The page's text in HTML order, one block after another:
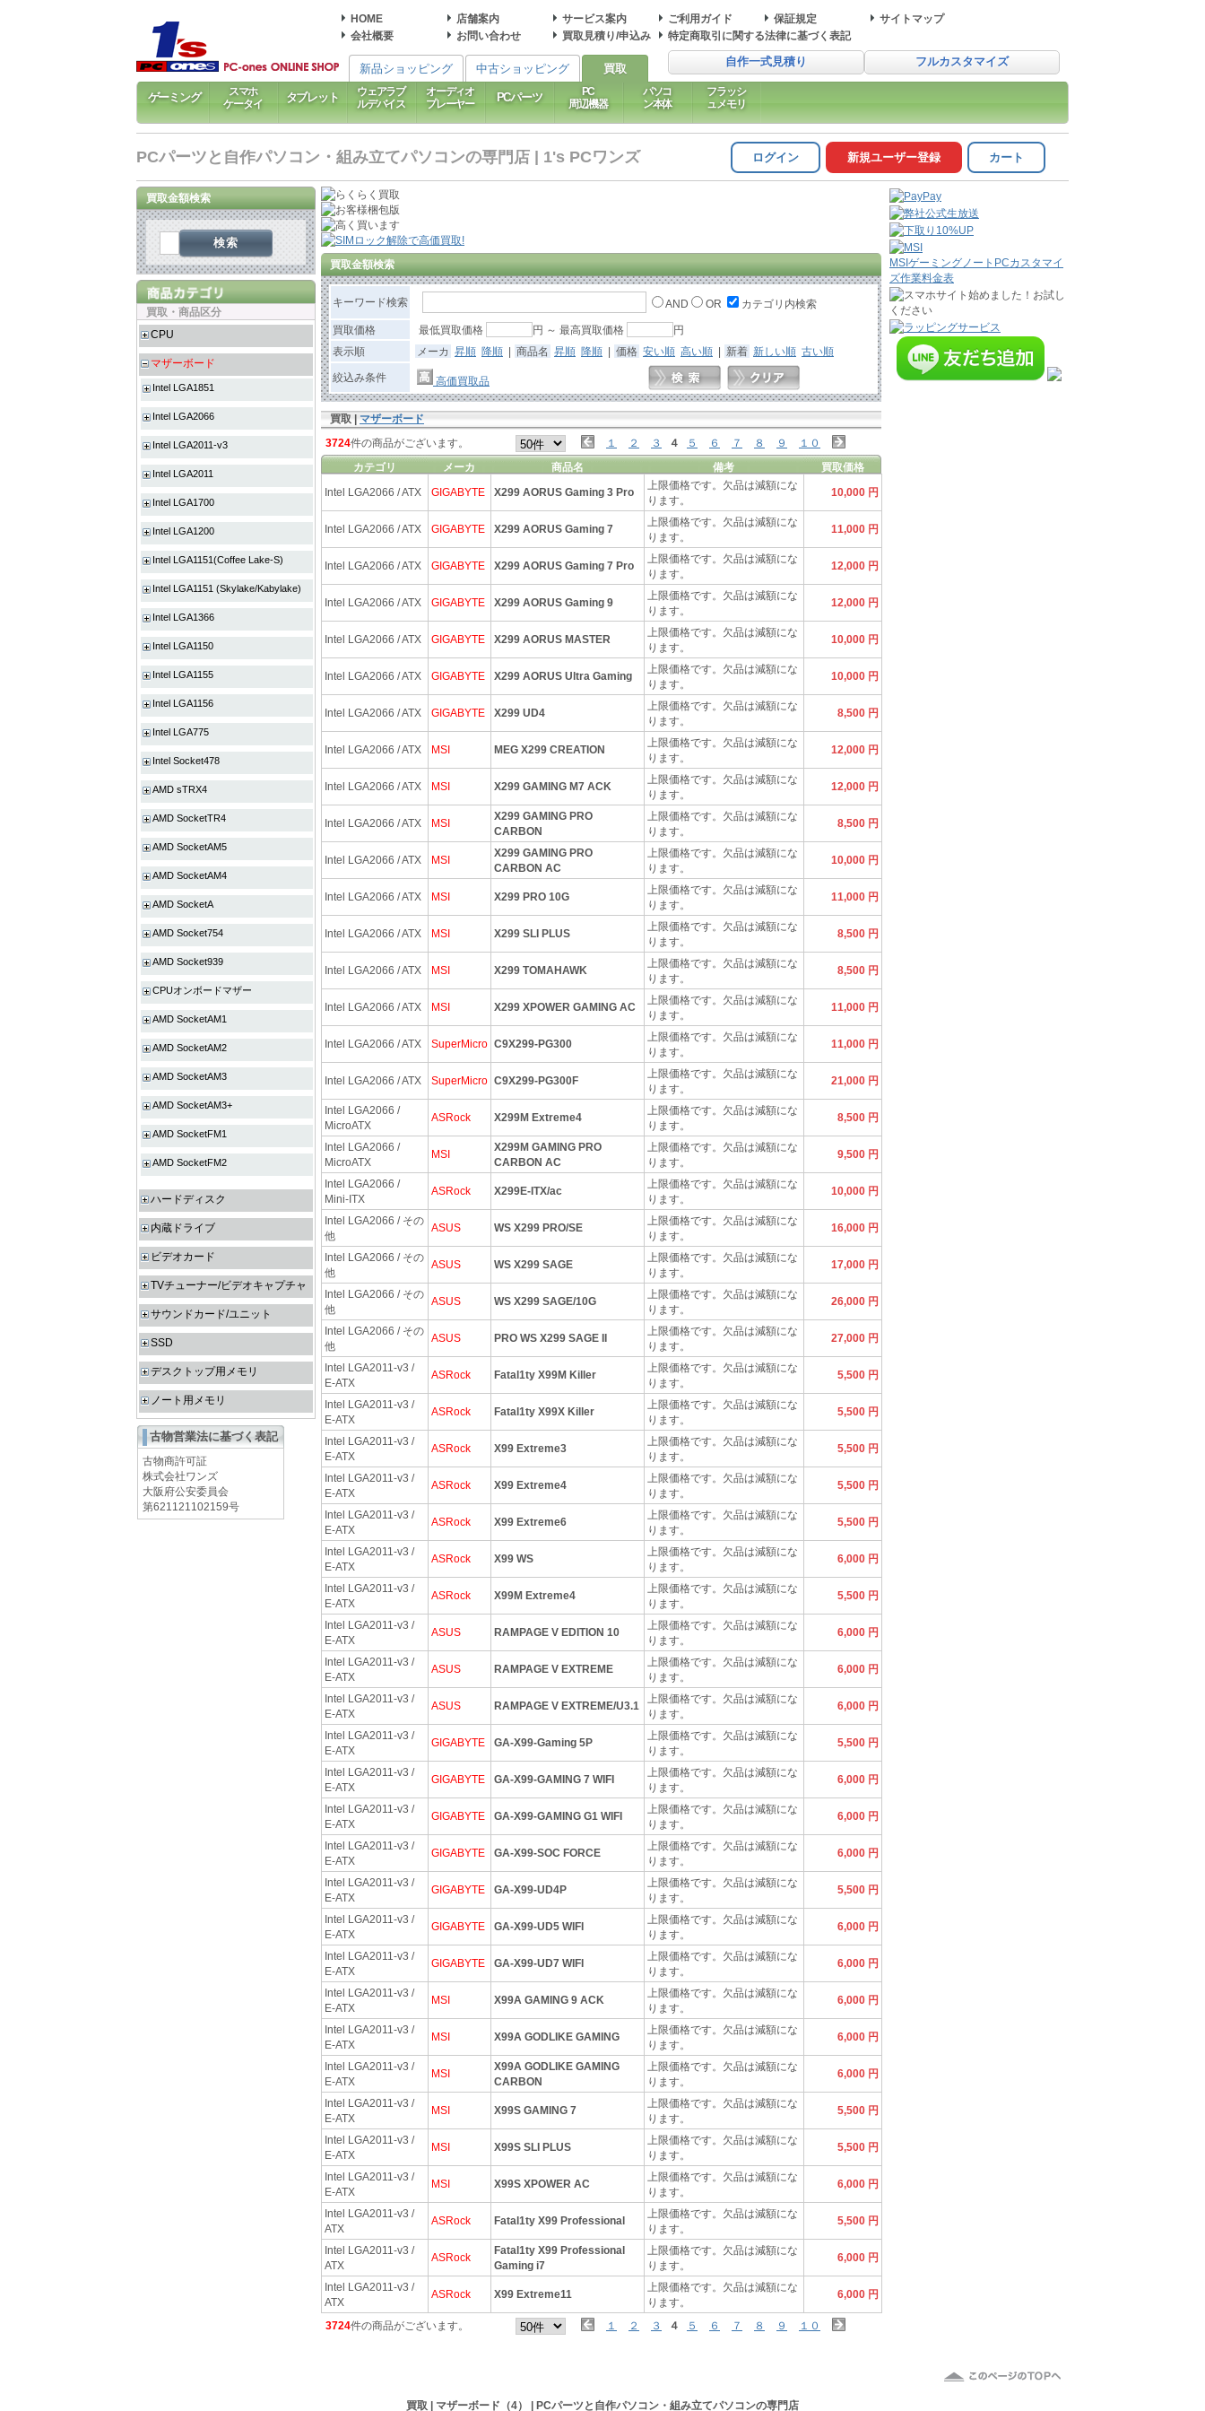
HOME 店舗案内 サービス案内 ご利用ガイド 保証規定
サイトマップ
会社概要
お問い合わせ 買取見積り/申込み 特定商取引に関する法律に基づく表記
自作一式見積り フルカスタマイズ
新品ショッピング 中古ショッピング 買取
ゲーミング
スマホ
ケータイ
タブレット
ウェアラブ
ルデバイス
オーディオ
プレーヤー
PCパーツ
PC
周辺機器
パソコ
ン本体
フラッシ
ュメモリ
PCパーツと自作パソコン・組み立てパソコンの専門店 | 1's PCワンズ ログイン 新規ユーザー登録 カート
買取金額検索
キーワード検索 AND OR カテゴリ内検索
買取価格 最低買取価格 円 ～ 最高買取価格
円
表示順
メーカ 昇順 降順 | 商品名 昇順 降順 | 価格 安い順 高い順 | 新着 新しい順 古い順
絞込み条件 高価買取品
買取 | マザーボード
3724件の商品がございます。 １ ２ ３ ４ ５ ６ ７ ８ ９ １０
カテゴリ メーカ 商品名 備考 買取価格
Intel LGA2066 / ATX GIGABYTE X299 AORUS Gaming 3 Pro
上限価格です。欠品は減額にな
ります。
10,000 円
Intel LGA2066 / ATX GIGABYTE X299 AORUS Gaming 7
上限価格です。欠品は減額にな
ります。
11,000 円
Intel LGA2066 / ATX GIGABYTE X299 AORUS Gaming 7 Pro
上限価格です。欠品は減額にな
ります。
12,000 円
Intel LGA2066 / ATX GIGABYTE X299 AORUS Gaming 9
上限価格です。欠品は減額にな
ります。
12,000 円
Intel LGA2066 / ATX GIGABYTE X299 AORUS MASTER
上限価格です。欠品は減額にな
ります。
10,000 円
Intel LGA2066 / ATX GIGABYTE X299 AORUS Ultra Gaming
上限価格です。欠品は減額にな
ります。
10,000 円
Intel LGA2066 / ATX GIGABYTE X299 UD4
上限価格です。欠品は減額にな
ります。
8,500 円
Intel LGA2066 / ATX MSI MEG X299 CREATION
上限価格です。欠品は減額にな
ります。
12,000 円
Intel LGA2066 / ATX MSI X299 GAMING M7 ACK
上限価格です。欠品は減額にな
ります。
12,000 円
Intel LGA2066 / ATX MSI
X299 GAMING PRO
CARBON
上限価格です。欠品は減額にな
ります。
8,500 円
Intel LGA2066 / ATX MSI
X299 GAMING PRO
CARBON AC
上限価格です。欠品は減額にな
ります。
10,000 円
Intel LGA2066 / ATX MSI X299 PRO 10G
上限価格です。欠品は減額にな
ります。
11,000 円
Intel LGA2066 / ATX MSI X299 SLI PLUS
上限価格です。欠品は減額にな
ります。
8,500 円
Intel LGA2066 / ATX MSI X299 TOMAHAWK
上限価格です。欠品は減額にな
ります。
8,500 円
Intel LGA2066 / ATX MSI X299 XPOWER GAMING AC
上限価格です。欠品は減額にな
ります。
11,000 円
Intel LGA2066 / ATX SuperMicro C9X299-PG300
上限価格です。欠品は減額にな
ります。
11,000 円
Intel LGA2066 / ATX SuperMicro C9X299-PG300F
上限価格です。欠品は減額にな
ります。
21,000 円
Intel LGA2066 /
MicroATX
ASRock X299M Extreme4
上限価格です。欠品は減額にな
ります。
8,500 円
Intel LGA2066 /
MicroATX
MSI
X299M GAMING PRO
CARBON AC
上限価格です。欠品は減額にな
ります。
9,500 円
Intel LGA2066 /
Mini-ITX
ASRock X299E-ITX/ac
上限価格です。欠品は減額にな
ります。
10,000 円
Intel LGA2066 / その
他
ASUS WS X299 PRO/SE
上限価格です。欠品は減額にな
ります。
16,000 円
Intel LGA2066 / その
他
ASUS WS X299 SAGE
上限価格です。欠品は減額にな
ります。
17,000 円
Intel LGA2066 / その
他
ASUS WS X299 SAGE/10G
上限価格です。欠品は減額にな
ります。
26,000 円
Intel LGA2066 / その
他
ASUS PRO WS X299 SAGE II
上限価格です。欠品は減額にな
ります。
27,000 円
Intel LGA2011-v3 /
E-ATX
ASRock Fatal1ty X99M Killer
上限価格です。欠品は減額にな
ります。
5,500 円
Intel LGA2011-v3 /
E-ATX
ASRock Fatal1ty X99X Killer
上限価格です。欠品は減額にな
ります。
5,500 円
Intel LGA2011-v3 /
E-ATX
ASRock X99 Extreme3
上限価格です。欠品は減額にな
ります。
5,500 円
Intel LGA2011-v3 /
E-ATX
ASRock X99 Extreme4
上限価格です。欠品は減額にな
ります。
5,500 円
Intel LGA2011-v3 /
E-ATX
ASRock X99 Extreme6
上限価格です。欠品は減額にな
ります。
5,500 円
Intel LGA2011-v3 /
E-ATX
ASRock X99 WS
上限価格です。欠品は減額にな
ります。
6,000 円
Intel LGA2011-v3 /
E-ATX
ASRock X99M Extreme4
上限価格です。欠品は減額にな
ります。
5,500 円
Intel LGA2011-v3 /
E-ATX
ASUS RAMPAGE V EDITION 10
上限価格です。欠品は減額にな
ります。
6,000 円
Intel LGA2011-v3 /
E-ATX
ASUS RAMPAGE V EXTREME
上限価格です。欠品は減額にな
ります。
6,000 円
Intel LGA2011-v3 /
E-ATX
ASUS RAMPAGE V EXTREME/U3.1
上限価格です。欠品は減額にな
ります。
6,000 円
Intel LGA2011-v3 /
E-ATX
GIGABYTE GA-X99-Gaming 5P
上限価格です。欠品は減額にな
ります。
5,500 円
Intel LGA2011-v3 /
E-ATX
GIGABYTE GA-X99-GAMING 7 WIFI
上限価格です。欠品は減額にな
ります。
6,000 円
Intel LGA2011-v3 /
E-ATX
GIGABYTE GA-X99-GAMING G1 WIFI
上限価格です。欠品は減額にな
ります。
6,000 円
Intel LGA2011-v3 /
E-ATX
GIGABYTE GA-X99-SOC FORCE
上限価格です。欠品は減額にな
ります。
6,000 円
Intel LGA2011-v3 /
E-ATX
GIGABYTE GA-X99-UD4P
上限価格です。欠品は減額にな
ります。
5,500 円
Intel LGA2011-v3 /
E-ATX
GIGABYTE GA-X99-UD5 WIFI
上限価格です。欠品は減額にな
ります。
6,000 円
Intel LGA2011-v3 /
E-ATX
GIGABYTE GA-X99-UD7 WIFI
上限価格です。欠品は減額にな
ります。
6,000 円
Intel LGA2011-v3 /
E-ATX
MSI X99A GAMING 9 ACK
上限価格です。欠品は減額にな
ります。
6,000 円
Intel LGA2011-v3 /
E-ATX
MSI X99A GODLIKE GAMING
上限価格です。欠品は減額にな
ります。
6,000 円
Intel LGA2011-v3 /
E-ATX
MSI
X99A GODLIKE GAMING
CARBON
上限価格です。欠品は減額にな
ります。
6,000 円
Intel LGA2011-v3 /
E-ATX
MSI X99S GAMING 7
上限価格です。欠品は減額にな
ります。
5,500 円
Intel LGA2011-v3 /
E-ATX
MSI X99S SLI PLUS
上限価格です。欠品は減額にな
ります。
5,500 円
Intel LGA2011-v3 /
E-ATX
MSI X99S XPOWER AC
上限価格です。欠品は減額にな
ります。
6,000 円
Intel LGA2011-v3 /
ATX
ASRock Fatal1ty X99 Professional
上限価格です。欠品は減額にな
ります。
5,500 円
Intel LGA2011-v3 /
ATX
ASRock
Fatal1ty X99 Professional
Gaming i7
上限価格です。欠品は減額にな
ります。
6,000 円
Intel LGA2011-v3 /
ATX
ASRock X99 Extreme11
上限価格です。欠品は減額にな
ります。
6,000 円
3724件の商品がございます。 １ ２ ３ ４ ５ ６ ７ ８ ９ １０
買取金額検索
検索
買取・商品区分
CPU
マザーボード
Intel LGA1851
Intel LGA2066
Intel LGA2011-v3
Intel LGA2011
Intel LGA1700
Intel LGA1200
Intel LGA1151(Coffee Lake-S)
Intel LGA1151 (Skylake/Kabylake)
Intel LGA1366
Intel LGA1150
Intel LGA1155
Intel LGA1156
Intel LGA775
Intel Socket478
AMD sTRX4
AMD SocketTR4
AMD SocketAM5
AMD SocketAM4
AMD SocketA
AMD Socket754
AMD Socket939
CPUオンボードマザー
AMD SocketAM1
AMD SocketAM2
AMD SocketAM3
AMD SocketAM3+
AMD SocketFM1
AMD SocketFM2
ハードディスク
内蔵ドライブ
ビデオカード
TVチューナー/ビデオキャプチャ
サウンドカード/ユニット
SSD
デスクトップ用メモリ
ノート用メモリ
古物営業法に基づく表記
古物商許可証
株式会社ワンズ
大阪府公安委員会
第621121102159号
MSIゲーミングノートPCカスタマイ
ズ作業料金表
買取 | マザーボード（4） | PCパーツと自作パソコン・組み立てパソコンの専門店